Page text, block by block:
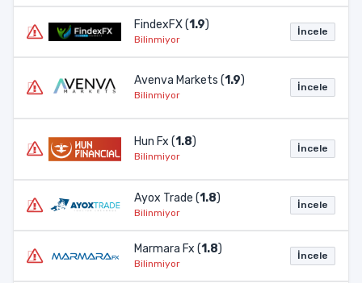
FindexFX (1.9)
Bilinmiyor
İncele
Avenva Markets (1.9)
Bilinmiyor
İncele
Hun Fx (1.8)
Bilinmiyor
İncele
Ayox Trade (1.8)
Bilinmiyor
İncele
Marmara Fx (1.8)
Bilinmiyor
İncele